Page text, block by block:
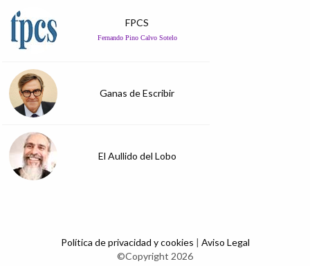
FPCS
Fernando Pino Calvo Sotelo
Ganas de Escribir
El Aullido del Lobo
Política de privacidad y cookies | Aviso Legal
©Copyright 2026